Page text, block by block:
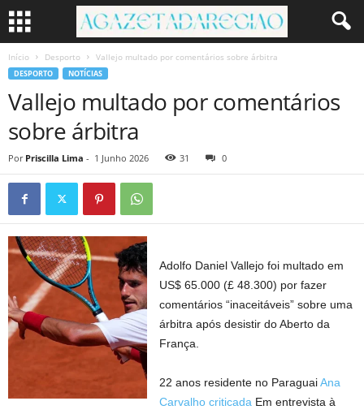
Início Desporto Vallejo multado por comentários sobre árbitra
DESPORTO NOTÍCIAS
Vallejo multado por comentários
sobre árbitra
Por Priscilla Lima - 1 Junho 2026 31 0
Adolfo Daniel Vallejo foi multado em
US$ 65.000 (£ 48.300) por fazer
comentários “inaceitáveis” sobre uma
árbitra após desistir do Aberto da
França.
22 anos residente no ParaguaiAna
Carvalho criticada Em entrevista à